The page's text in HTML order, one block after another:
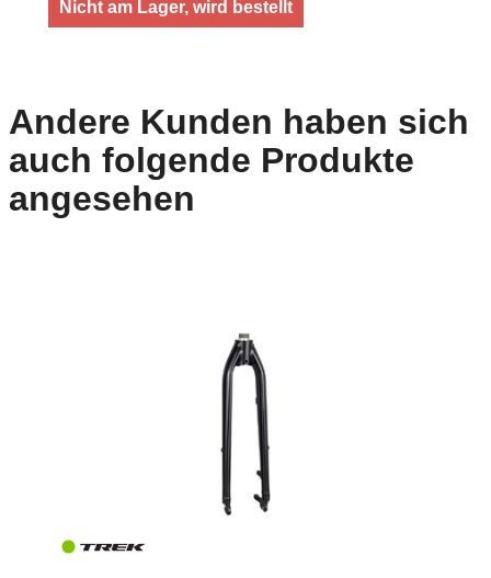
Nicht am Lager, wird bestellt
Andere Kunden haben sich
auch folgende Produkte
angesehen